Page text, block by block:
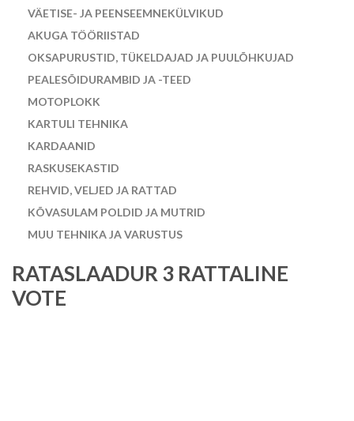
VÄETISE- JA PEENSEEMNEKÜLVIKUD
AKUGA TÖÖRIISTAD
OKSAPURUSTID, TÜKELDAJAD JA PUULÕHKUJAD
PEALESÕIDURAMBID JA -TEED
MOTOPLOKK
KARTULI TEHNIKA
KARDAANID
RASKUSEKASTID
REHVID, VELJED JA RATTAD
KÕVASULAM POLDID JA MUTRID
MUU TEHNIKA JA VARUSTUS
RATASLAADUR 3 RATTALINE
VOTE